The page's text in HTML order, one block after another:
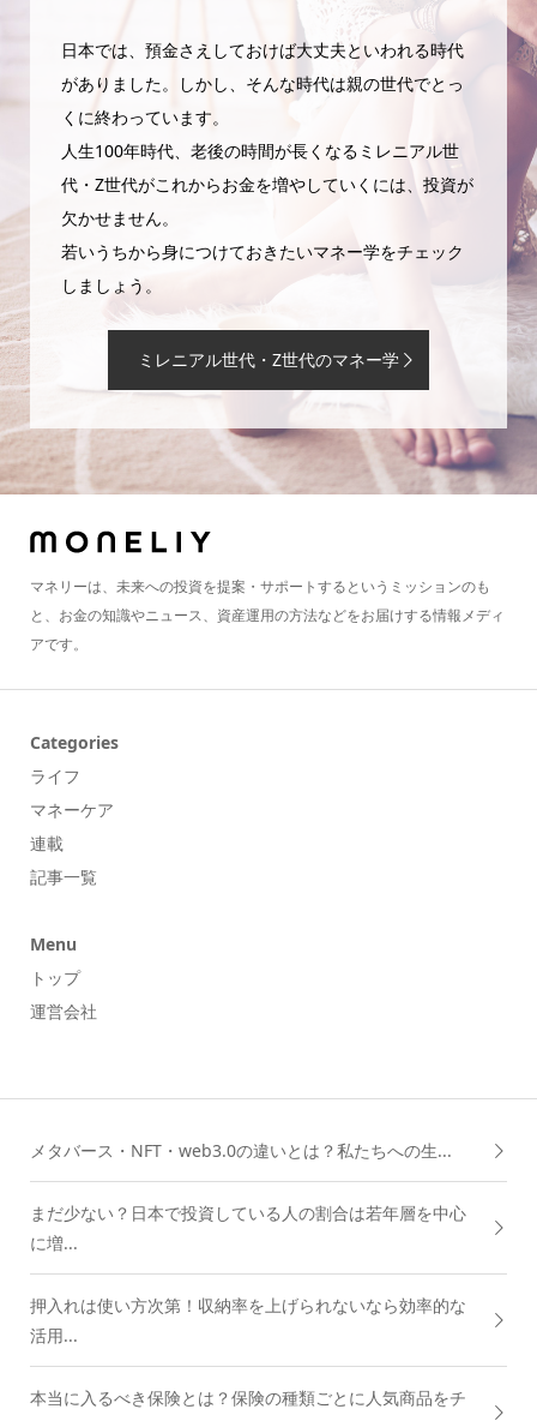
日本では、預金さえしておけば大丈夫といわれる時代
がありました。しかし、そんな時代は親の世代でとっ
くに終わっています。
人生100年時代、老後の時間が長くなるミレニアル世
代・Z世代がこれからお金を増やしていくには、投資が
欠かせません。
若いうちから身につけておきたいマネー学をチェック
しましょう。
ミレニアル世代・Z世代のマネー学
マネリーは、未来への投資を提案・サポートするというミッションのも
と、お金の知識やニュース、資産運用の方法などをお届けする情報メディ
アです。
Categories
ライフ
マネーケア
連載
記事一覧
Menu
トップ
運営会社
メタバース・NFT・web3.0の違いとは？私たちへの生...
まだ少ない？日本で投資している人の割合は若年層を中心
に増...
押入れは使い方次第！収納率を上げられないなら効率的な
活用...
本当に入るべき保険とは？保険の種類ごとに人気商品をチ